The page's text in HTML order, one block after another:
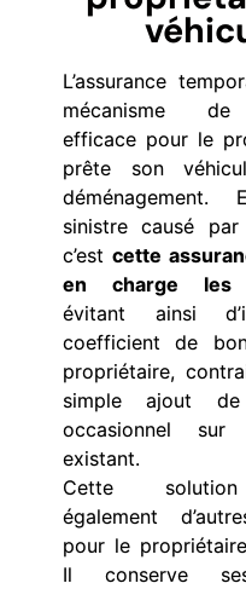
L’assurance
mécanisme
efficace pour le
prête son
sinistre causé par
c’est cette
en charge les
évitant ainsi
coefficient de
propriétaire,
simple ajout de
occasionnel
existant.
Cette
également
pour le
Il conserve